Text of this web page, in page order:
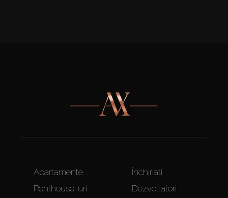
Apartamente
Penthouse-uri
Închiriați
Dezvoltatori